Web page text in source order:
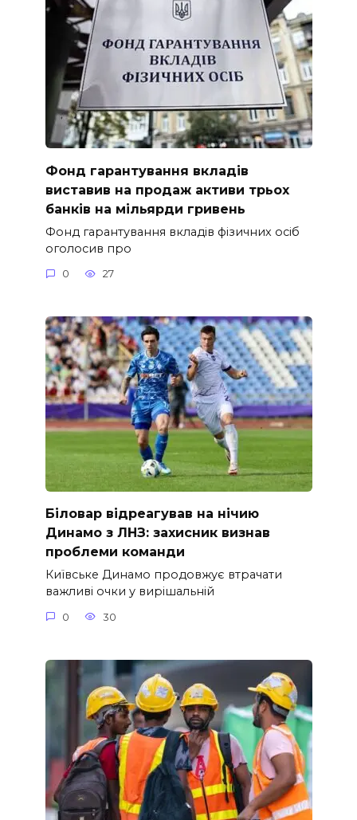
Фонд гарантування вкладів
виставив на продаж активи трьох
банків на мільярди гривень
Фонд гарантування вкладів фізичних осіб
оголосив про
0 27
Біловар відреагував на нічию
Динамо з ЛНЗ: захисник визнав
проблеми команди
Київське Динамо продовжує втрачати
важливі очки у вирішальній
0 30